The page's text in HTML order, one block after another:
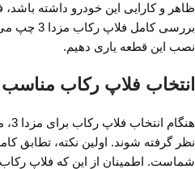
ظاهر و کارایی این خودرو داشته
بررسی کامل
نصب این قطعه یاری دهیم.
انتخاب فلاپ رکاب مناسب
نظر گرفته شوند. اولین نکته، تطابق
شماست. اطمینان از این که فلاپ